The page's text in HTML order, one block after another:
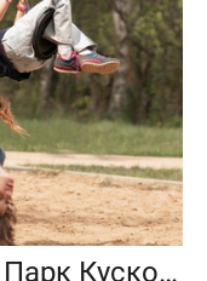
На детской площадке, Парк Кусково